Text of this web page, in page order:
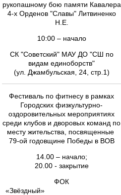
рукопашному бою памяти Кавалера
4-х Орденов "Славы" Литвиненко
Н.Е.
10:00 – начало
СК "Советский" МАУ ДО "СШ по
видам единоборств"
(ул. Джамбульская, 24, стр.1)
Фестиваль по фитнесу в рамках
Городских физкультурно-
оздоровительных мероприятиях
среди клубов и дворовых команд по
месту жительства, посвященные
79-ой годовщине Победы в ВОВ
14.00 – начало;
20.00 - закрытие
ФОК
«Звёздный»